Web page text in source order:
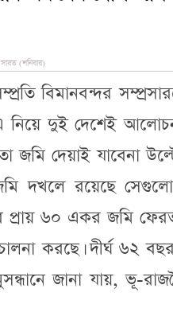
(শনিবার)
বিমানবন্দর
নিয়ে দুই দেশেই
জমি দেয়াই যাবেনা
দখলে রয়েছে
৬০ একর জমি ফেরত
করছে। দীর্ঘ ৬২
জানা যায়, ভূ-